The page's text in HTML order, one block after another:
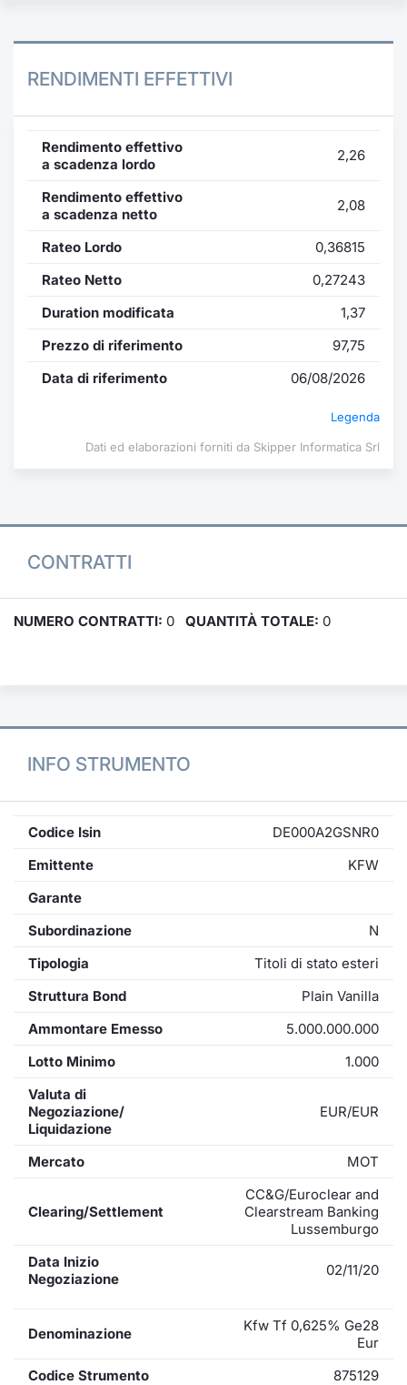
RENDIMENTI EFFETTIVI
Rendimento effettivo
a scadenza lordo
2,26
Rendimento effettivo
a scadenza netto
2,08
Rateo Lordo
0,36815
Rateo Netto
0,27243
Duration modificata
1,37
Prezzo di riferimento
97,75
Data di riferimento
06/08/2026
Legenda
Dati ed elaborazioni forniti da Skipper Informatica Srl
CONTRATTI
NUMERO CONTRATTI: 0 QUANTITÀ TOTALE: 0
INFO STRUMENTO
Codice Isin
DE000A2GSNR0
Emittente
KFW
Garante
Subordinazione
N
Tipologia
Titoli di stato esteri
Struttura Bond
Plain Vanilla
Ammontare Emesso
5.000.000.000
Lotto Minimo
1.000
Valuta di
Negoziazione/
Liquidazione
EUR/EUR
Mercato MOT
Clearing/Settlement
CC&G/Euroclear and
Clearstream Banking
Lussemburgo
Data Inizio
Negoziazione
02/11/20
Denominazione
Kfw Tf 0,625% Ge28
Eur
Codice Strumento
875129